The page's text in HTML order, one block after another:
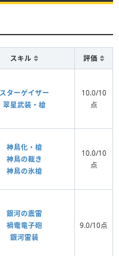
スキル 評価
スターゲイザー
翠星武装・槍
10.0/10
点
神鳥化・槍
神鳥の裁き
神鳥の氷槍
10.0/10
点
銀河の震雷
禍電竜子砲
銀河雷装
9.0/10点